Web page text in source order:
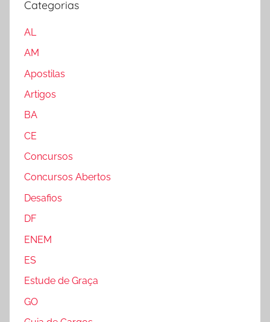
Categorias
AL
AM
Apostilas
Artigos
BA
CE
Concursos
Concursos Abertos
Desafios
DF
ENEM
ES
Estude de Graça
GO